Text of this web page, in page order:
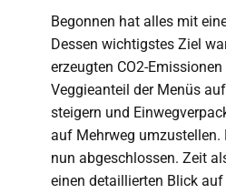
Begonnen hat alles mit
Dessen wichtigstes Ziel
erzeugten CO2-
Veggieanteil der Menüs
steigern und
auf Mehrweg umzustellen.
nun abgeschlossen. Zeit
einen detaillierten Blick auf